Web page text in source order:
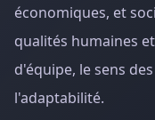
économiques, et
qualités humaines
d'équipe, le sens
l'adaptabilité.